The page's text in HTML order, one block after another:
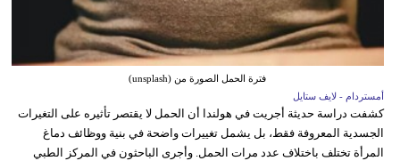
فترة الحمل الصورة من (unsplash)
أمستردام - لايف ستايل
كشفت دراسة حديثة أجريت في هولندا أن الحمل لا يقتصر تأثيره على التغيرات
الجسدية المعروفة فقط، بل يشمل تغييرات واضحة في بنية ووظائف دماغ
المرأة تختلف باختلاف عدد مرات الحمل. وأجرى الباحثون في المركز الطبي